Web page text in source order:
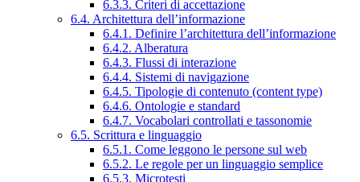
6.3.3. Criteri di accettazione
6.4. Architettura dell’informazione
6.4.1. Definire l’architettura dell’informazione
6.4.2. Alberatura
6.4.3. Flussi di interazione
6.4.4. Sistemi di navigazione
6.4.5. Tipologie di contenuto (content type)
6.4.6. Ontologie e standard
6.4.7. Vocabolari controllati e tassonomie
6.5. Scrittura e linguaggio
6.5.1. Come leggono le persone sul web
6.5.2. Le regole per un linguaggio semplice
6.5.3. Microtesti